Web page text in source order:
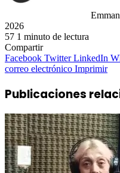
2026
57 1 minuto de lectura
Compartir
Facebook Twitter LinkedIn
correo electrónico Imprimir
Publicaciones